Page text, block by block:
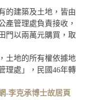
的建築及土地，皆由
產管理處負責接收，
門以兩萬元購買，取
土地的所有權依據地
理處」，民國46年轉
-李克承博士故居頁